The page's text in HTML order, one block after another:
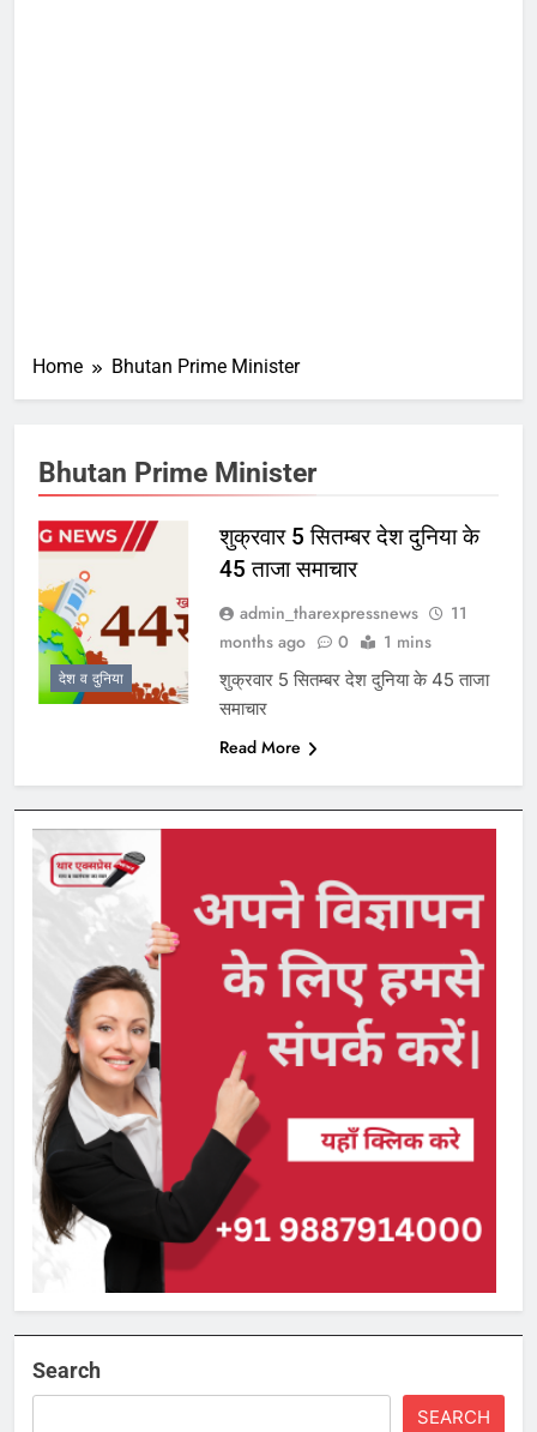
Home Bhutan Prime Minister
Bhutan Prime Minister
देश व दुनिया
शुक्रवार 5 सितम्बर देश दुनिया के
45 ताजा समाचार
admin_tharexpressnews
11
months ago
0 1 mins
शुक्रवार 5 सितम्बर देश दुनिया के 45 ताजा
समाचार
Read More
Search
SEARCH